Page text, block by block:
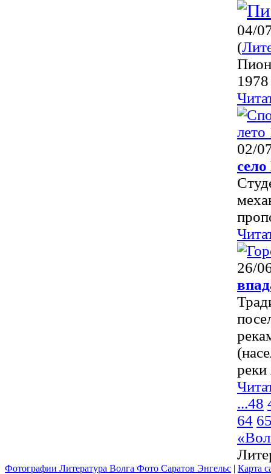
04/
(
02/
26/
реки
...48
64
Фотографии Литература Волга Фото Саратов Энгельс | Карта